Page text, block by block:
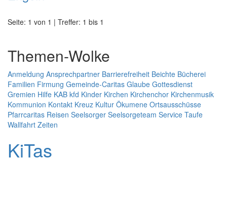
Seite: 1 von 1 | Treffer: 1 bis 1
Themen-Wolke
Anmeldung Ansprechpartner Barrierefreiheit Beichte Bücherei
Familien Firmung Gemeinde-Caritas Glaube Gottesdienst
Gremien Hilfe KAB kfd Kinder Kirchen Kirchenchor Kirchenmusik
Kommunion Kontakt Kreuz Kultur Ökumene Ortsausschüsse
Pfarrcaritas Reisen Seelsorger Seelsorgeteam Service Taufe
Wallfahrt Zeiten
KiTas